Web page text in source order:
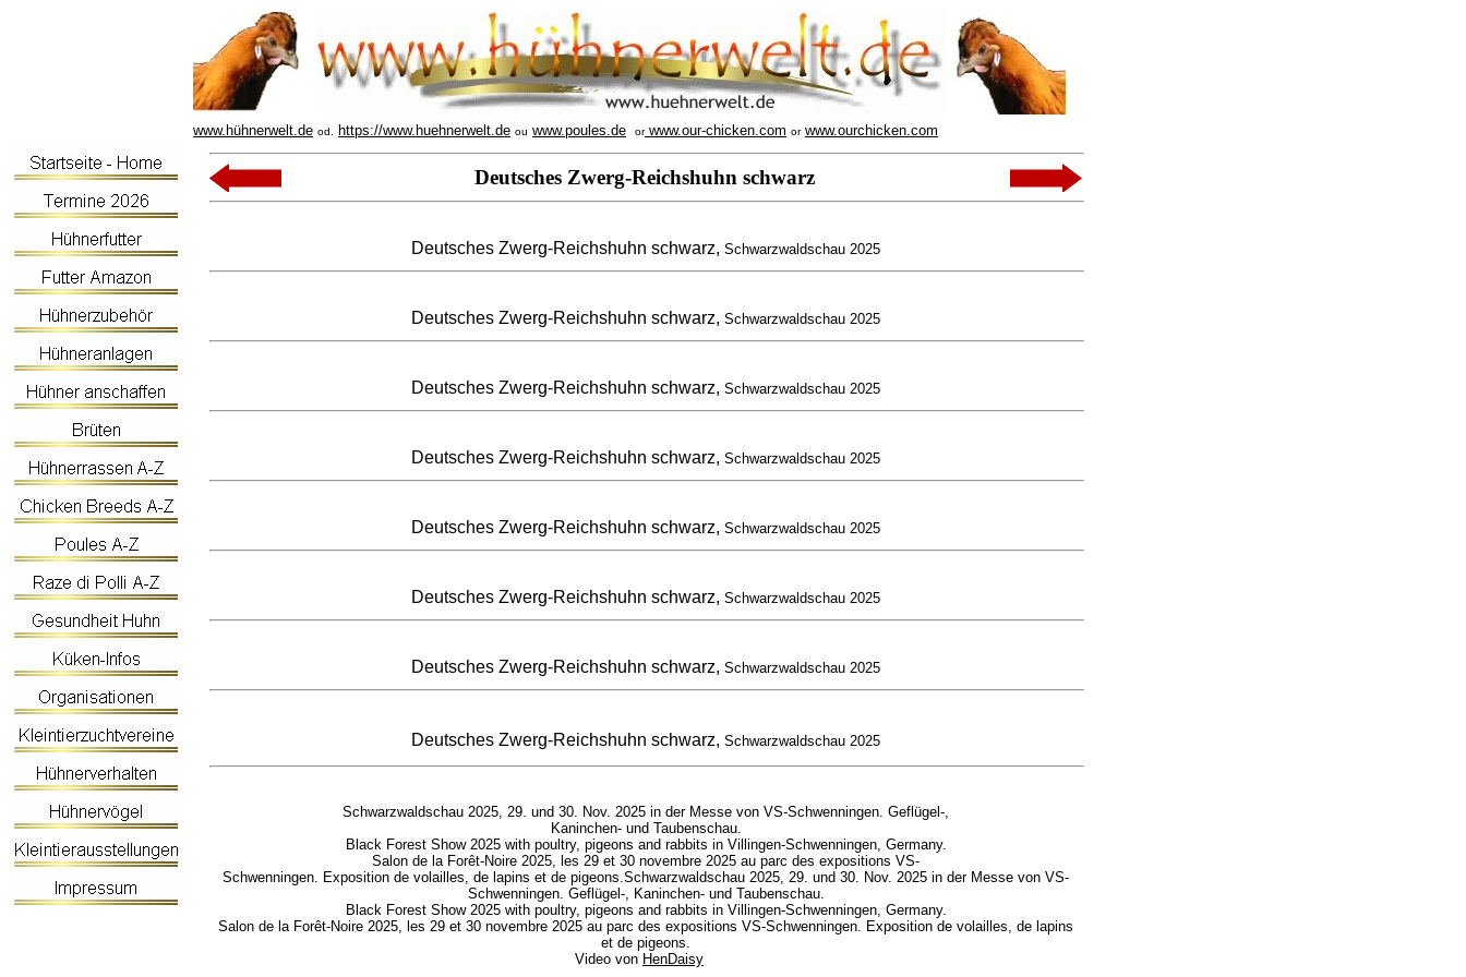
www.hühnerwelt.de od. https://www.huehnerwelt.de ou www.poules.de orwww.our-chicken.com or www.ourchicken.com
Deutsches Zwerg-Reichshuhn schwarz
Deutsches Zwerg-Reichshuhn schwarz, Schwarzwaldschau 2025
Deutsches Zwerg-Reichshuhn schwarz, Schwarzwaldschau 2025
Deutsches Zwerg-Reichshuhn schwarz, Schwarzwaldschau 2025
Deutsches Zwerg-Reichshuhn schwarz, Schwarzwaldschau 2025
Deutsches Zwerg-Reichshuhn schwarz, Schwarzwaldschau 2025
Deutsches Zwerg-Reichshuhn schwarz, Schwarzwaldschau 2025
Deutsches Zwerg-Reichshuhn schwarz, Schwarzwaldschau 2025
Deutsches Zwerg-Reichshuhn schwarz, Schwarzwaldschau 2025
Schwarzwaldschau 2025, 29. und 30. Nov. 2025 in der Messe von VS-Schwenningen. Geflügel-,
Kaninchen- und Taubenschau.
Black Forest Show 2025 with poultry, pigeons and rabbits in Villingen-Schwenningen, Germany.
Salon de la Forêt-Noire 2025, les 29 et 30 novembre 2025 au parc des expositions VS-
Schwenningen. Exposition de volailles, de lapins et de pigeons.Schwarzwaldschau 2025, 29. und 30. Nov. 2025 in der Messe von VS-
Schwenningen. Geflügel-, Kaninchen- und Taubenschau.
Black Forest Show 2025 with poultry, pigeons and rabbits in Villingen-Schwenningen, Germany.
Salon de la Forêt-Noire 2025, les 29 et 30 novembre 2025 au parc des expositions VS-Schwenningen. Exposition de volailles, de lapins
et de pigeons.
Video von HenDaisy